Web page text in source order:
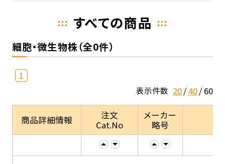
すべての商品
細胞・微生物株（全0件）
1
表示件数 20 40 60
商品詳細情報
注文
Cat.No
メーカー
略号